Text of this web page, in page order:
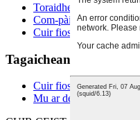
Toraidhean
Com-pàirtichean
Cuir fios gu DTS
Tagaichean teth
Cuir fios gu DTS
Mu ar deidhinn